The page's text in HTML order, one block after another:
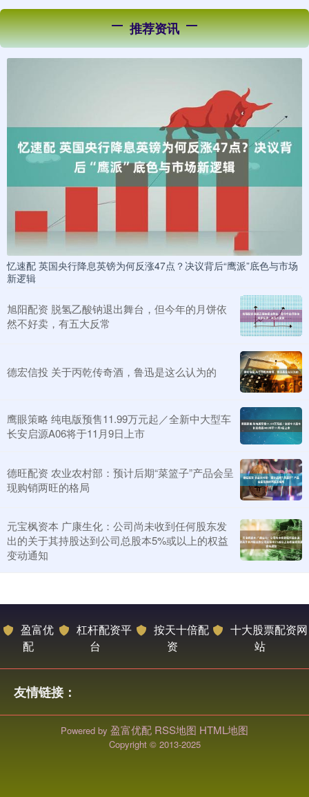
推荐资讯
忆速配 英国央行降息英镑为何反涨47点？决议背后“鹰派”底色与市场
新逻辑
旭阳配资 脱氢乙酸钠退出舞台，但今年的月饼依
然不好卖，有五大反常
德宏信投 关于丙乾传奇酒，鲁迅是这么认为的
鹰眼策略 纯电版预售11.99万元起／全新中大型车
长安启源A06将于11月9日上市
德旺配资 农业农村部：预计后期“菜篮子”产品会呈
现购销两旺的格局
元宝枫资本 广康生化：公司尚未收到任何股东发
出的关于其持股达到公司总股本5%或以上的权益
变动通知
盈富优
配
杠杆配资平
台
按天十倍配
资
十大股票配资网
站
友情链接：
Powered by 盈富优配 RSS地图 HTML地图
Copyright © 2013-2025